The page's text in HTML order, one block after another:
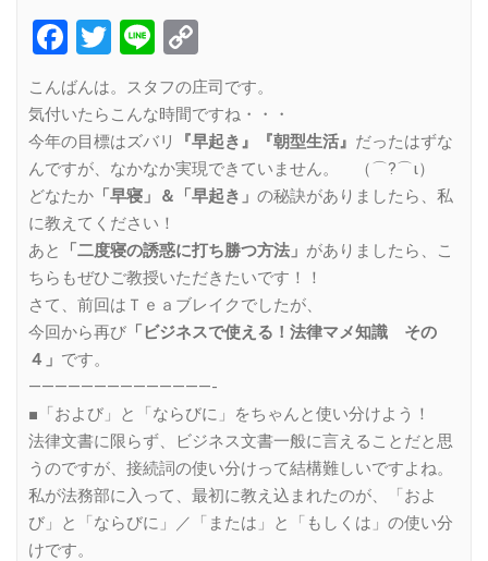
Facebook
Twitter
Line
Link
こんばんは。スタフの庄司です。
気付いたらこんな時間ですね・・・
今年の目標はズバリ
『早起き』『朝型生活』 だったはずな
んですが、なかなか実現できていません。 （⌒?⌒ι）
どなたか 「早寝」＆「早起き」 の秘訣がありましたら、私
に教えてください！
あと
「二度寝の誘惑に打ち勝つ方法」 がありましたら、こ
ちらもぜひご教授いただきたいです！！
さて、前回はＴｅａブレイクでしたが、
今回から再び 「ビジネスで使える！法律マメ知識 その
４」 です。
——————————————-
■「および」と「ならびに」をちゃんと使い分けよう！
法律文書に限らず、ビジネス文書一般に言えることだと思
うのですが、接続詞の使い分けって結構難しいですよね。
私が法務部に入って、最初に教え込まれたのが、「およ
び」と「ならびに」／「または」と「もしくは」の使い分
けです。